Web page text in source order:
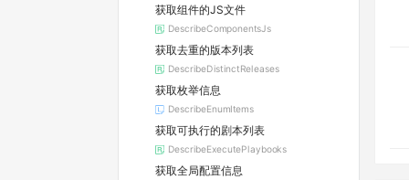
获取组件的JS文件
DescribeComponentsJs
获取去重的版本列表
DescribeDistinctReleases
获取枚举信息
DescribeEnumItems
获取可执行的剧本列表
DescribeExecutePlaybooks
获取全局配置信息